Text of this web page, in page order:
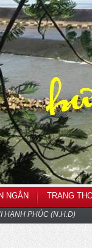
NGẮN TRANG
HẠNH PHÚC (N.H.D)